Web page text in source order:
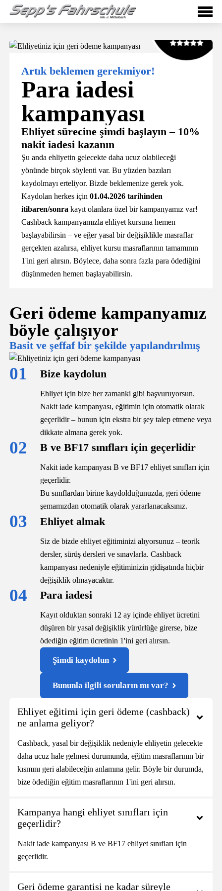
Artık beklemen gerekmiyor!
Para iadesi
kampanyası
10%
Ehliyet sürecine şimdi başlayın – 10%
nakit iadesi kazanın
Şu anda ehliyetin gelecekte daha ucuz olabileceği
yönünde birçok söylenti var. Bu yüzden bazıları
kaydolmayı erteliyor. Bizde beklemenize gerek yok.
Kaydolan herkes için01.04.2026 tarihinden
itibaren/sonra kayıt olanlara özel bir kampanyamız var!
Cashback kampanyamızla ehliyet kursuna hemen
başlayabilirsin – ve eğer yasal bir değişiklikle masraflar
gerçekten azalırsa, ehliyet kursu masraflarının tamamının
1'ini geri alırsın. Böylece, daha sonra fazla para ödediğini
düşünmeden hemen başlayabilirsin.
Geri ödeme kampanyamız
böyle çalışıyor
Basit ve şeffaf bir şekilde yapılandırılmış
01 Bize kaydolun
Ehliyet için bize her zamanki gibi başvuruyorsun.
Nakit iade kampanyası, eğitimin için otomatik olarak
geçerlidir – bunun için ekstra bir şey talep etmene veya
dikkate almana gerek yok.
02 B ve BF17 sınıfları için geçerlidir
Nakit iade kampanyası B ve BF17 ehliyet sınıfları için
geçerlidir.
Bu sınıflardan birine kaydolduğunuzda, geri ödeme
şemamızdan otomatik olarak yararlanacaksınız.
03 Ehliyet almak
Siz de bizde ehliyet eğitiminizi alıyorsunuz – teorik
dersler, sürüş dersleri ve sınavlarla. Cashback
kampanyası nedeniyle eğitiminizin gidişatında hiçbir
değişiklik olmayacaktır.
04 Para iadesi
Kayıt olduktan sonraki 12 ay içinde ehliyet ücretini
düşüren bir yasal değişiklik yürürlüğe girerse, bize
ödediğin eğitim ücretinin 1'ini geri alırsın.
Şimdi kaydolun
Bununla ilgili soruların mı var?
Ehliyet eğitimi için geri ödeme (cashback)
ne anlama geliyor?
Cashback, yasal bir değişiklik nedeniyle ehliyetin gelecekte
daha ucuz hale gelmesi durumunda, eğitim masraflarının bir
kısmını geri alabileceğin anlamına gelir. Böyle bir durumda,
bize ödediğin eğitim masraflarının 1'ini geri alırsın.
Kampanya hangi ehliyet sınıfları için
geçerlidir?
Nakit iade kampanyası B ve BF17 ehliyet sınıfları için
geçerlidir.
Geri ödeme garantisi ne kadar süreyle